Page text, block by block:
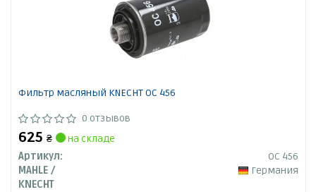
Фильтр масляный KNECHT OC 456
0 отзывов
625 ₴
на складе
Артикул:
OC 456
MAHLE /
KNECHT
Германия